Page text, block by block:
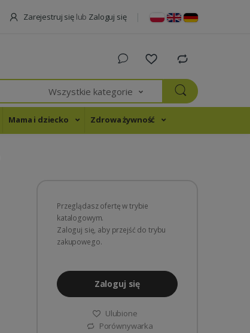
Zarejestruj się lub Zaloguj się
Wszystkie kategorie
Mama i dziecko Zdrowa żywność
Przeglądasz ofertę w trybie
katalogowym.
Zaloguj się, aby przejść do trybu
zakupowego.
Zaloguj się
Ulubione
Porównywarka